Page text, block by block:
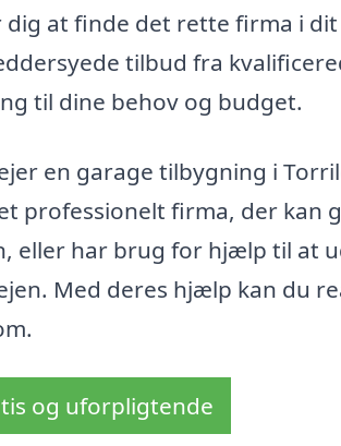
at finde det rette firma i
tilbud fra
til dine behov og budget.
en garage tilbygning i
professionelt firma, der kan
eller har brug for hjælp til at
Med deres hjælp kan du
og uforpligtende